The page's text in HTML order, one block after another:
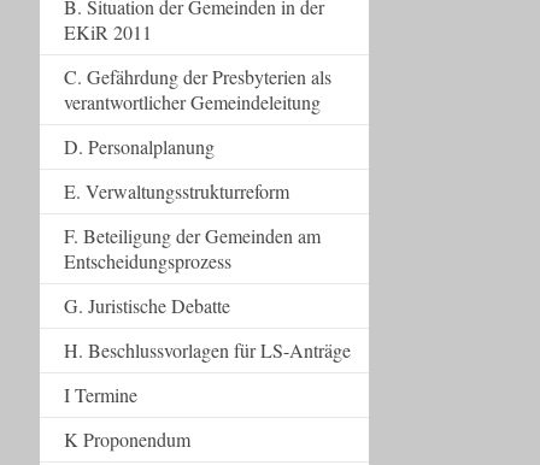
B. Situation der Gemeinden in der
EKiR 2011
C. Gefährdung der Presbyterien als
verantwortlicher Gemeindeleitung
D. Personalplanung
E. Verwaltungsstrukturreform
F. Beteiligung der Gemeinden am
Entscheidungsprozess
G. Juristische Debatte
H. Beschlussvorlagen für LS-Anträge
I Termine
K Proponendum